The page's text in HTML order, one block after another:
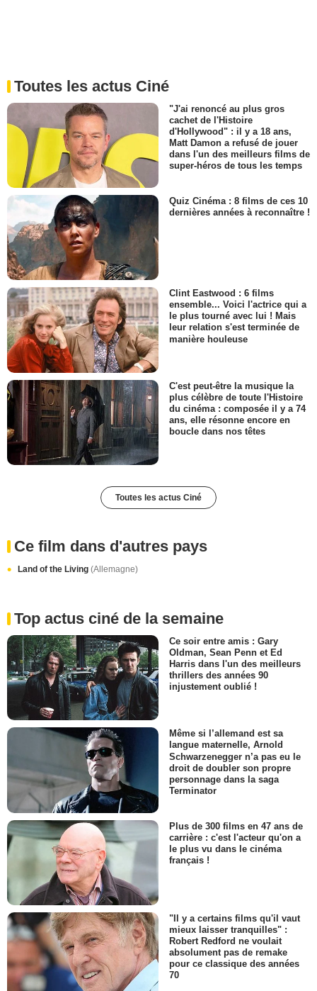
Toutes les actus Ciné
"J'ai renoncé au plus gros
cachet de l'Histoire
d'Hollywood" : il y a 18 ans,
Matt Damon a refusé de jouer
dans l'un des meilleurs films de
super-héros de tous les temps
Quiz Cinéma : 8 films de ces 10
dernières années à reconnaître !
Clint Eastwood : 6 films
ensemble... Voici l'actrice qui a
le plus tourné avec lui ! Mais
leur relation s'est terminée de
manière houleuse
C'est peut-être la musique la
plus célèbre de toute l'Histoire
du cinéma : composée il y a 74
ans, elle résonne encore en
boucle dans nos têtes
Toutes les actus Ciné
Ce film dans d'autres pays
Land of the Living (Allemagne)
Top actus ciné de la semaine
Ce soir entre amis : Gary
Oldman, Sean Penn et Ed
Harris dans l'un des meilleurs
thrillers des années 90
injustement oublié !
Même si l’allemand est sa
langue maternelle, Arnold
Schwarzenegger n’a pas eu le
droit de doubler son propre
personnage dans la saga
Terminator
Plus de 300 films en 47 ans de
carrière : c'est l'acteur qu'on a
le plus vu dans le cinéma
français !
"Il y a certains films qu'il vaut
mieux laisser tranquilles" :
Robert Redford ne voulait
absolument pas de remake
pour ce classique des années
70